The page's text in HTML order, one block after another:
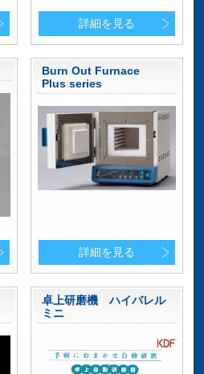
詳細を見る
Burn Out Furnace
Plus series
詳細を見る
卓上研磨機 ハイバレル
ミニ